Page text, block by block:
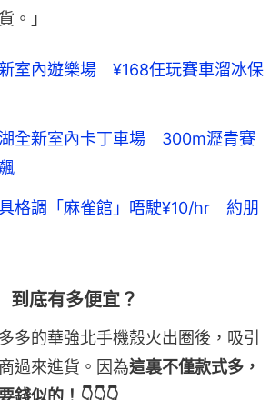
。」
室內遊樂場 ¥168任玩賽車溜冰保
全新室內卡丁車場 300m瀝青賽
格調「麻雀館」唔駛¥10/hr 約朋
底有多便宜？
多的華強北手機殼火出圈後，吸引
過來進貨。因為這裏不僅款式多，
錢似的！👇👇👇